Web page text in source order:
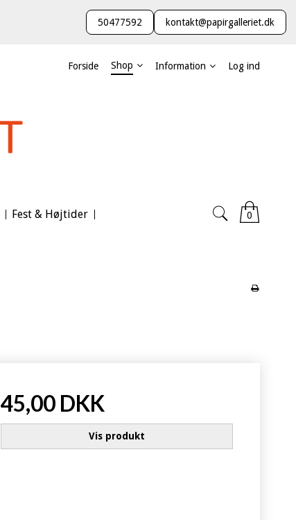
50477592 kontakt@papirgalleriet.dk
Forside Shop Information Log ind
0
Fest & Højtider
45,00 DKK
Vis produkt